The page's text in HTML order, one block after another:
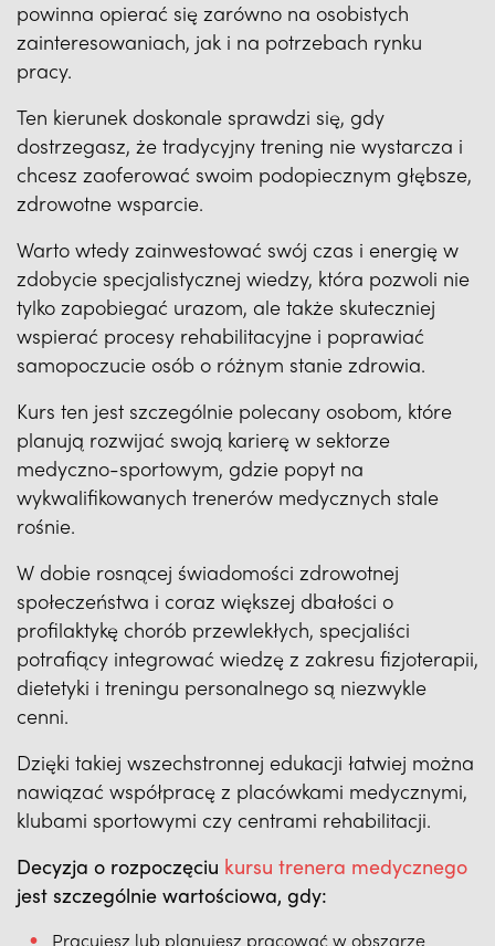
powinna opierać się zarówno na osobistych
zainteresowaniach, jak i na potrzebach rynku
pracy.
Ten kierunek doskonale sprawdzi się, gdy
dostrzegasz, że tradycyjny trening nie wystarcza i
chcesz zaoferować swoim podopiecznym głębsze,
zdrowotne wsparcie.
Warto wtedy zainwestować swój czas i energię w
zdobycie specjalistycznej wiedzy, która pozwoli nie
tylko zapobiegać urazom, ale także skuteczniej
wspierać procesy rehabilitacyjne i poprawiać
samopoczucie osób o różnym stanie zdrowia.
Kurs ten jest szczególnie polecany osobom, które
planują rozwijać swoją karierę w sektorze
medyczno-sportowym, gdzie popyt na
wykwalifikowanych trenerów medycznych stale
rośnie.
W dobie rosnącej świadomości zdrowotnej
społeczeństwa i coraz większej dbałości o
profilaktykę chorób przewlekłych, specjaliści
potrafiący integrować wiedzę z zakresu fizjoterapii,
dietetyki i treningu personalnego są niezwykle
cenni.
Dzięki takiej wszechstronnej edukacji łatwiej można
nawiązać współpracę z placówkami medycznymi,
klubami sportowymi czy centrami rehabilitacji.
Decyzja o rozpoczęciu kursu trenera medycznego
jest szczególnie wartościowa, gdy:
Pracujesz lub planujesz pracować w obszarze